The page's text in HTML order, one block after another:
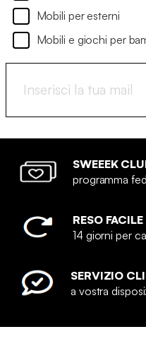
Mobili per esterni
Mobili e giochi per
SWEEEK
programma
RESO FACILE
14 giorni per
SERVIZIO
a vostra